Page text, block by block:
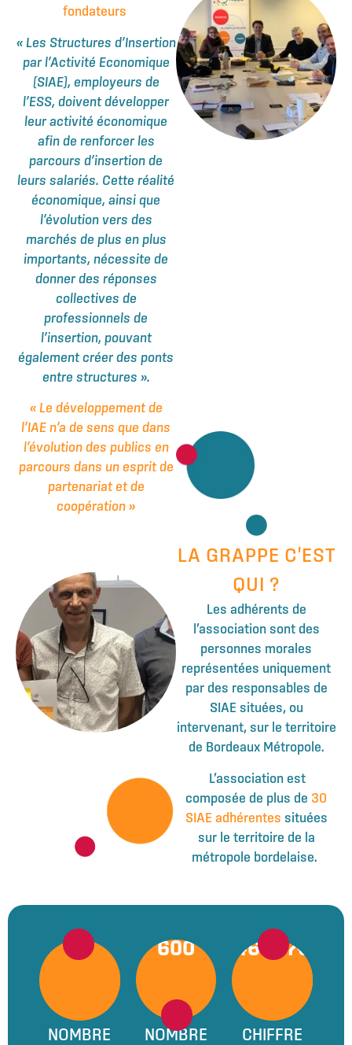
fondateurs
« Les Structures d’Insertion
par l’Activité Economique
(SIAE), employeurs de
l’ESS, doivent développer
leur activité économique
afin de renforcer les
parcours d’insertion de
leurs salariés. Cette réalité
économique, ainsi que
l’évolution vers des
marchés de plus en plus
importants, nécessite de
donner des réponses
collectives de
professionnels de
l’insertion, pouvant
également créer des ponts
entre structures ».
« Le développement de
l’IAE n’a de sens que dans
l’évolution des publics en
parcours dans un esprit de
partenariat et de
coopération »
LA GRAPPE C'EST
QUI ?
Les adhérents de
l’association sont des
personnes morales
représentées uniquement
par des responsables de
SIAE situées, ou
intervenant, sur le territoire
de Bordeaux Métropole.
L’association est
composée de plus de 30
SIAE adhérentes situées
sur le territoire de la
métropole bordelaise.
30
NOMBRE
600
NOMBRE
46857€
CHIFFRE